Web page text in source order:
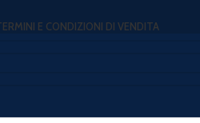
E CONDIZIONI DI VENDITA